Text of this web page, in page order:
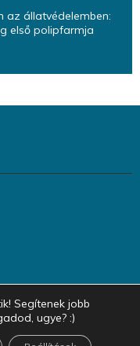
az állatvédelemben:
első polipfarmja
Segítenek jobb
ugye? :)